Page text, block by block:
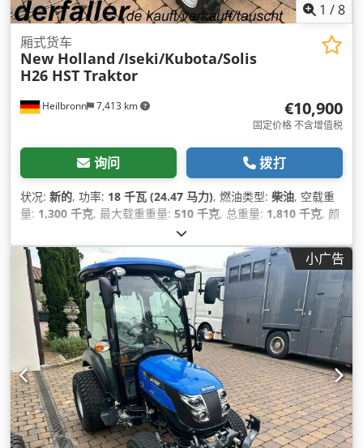
1 /8
Heilbronn 7,413 km
厢式货车
New Holland /Iseki/Kubota/Solis
H26 HST Traktor
€10,900
固定价格 不含增值税
询问 拨打
状况: 新的, 功率: 18 千瓦 (24.47 马力), 燃油类型: 柴油, 空载重
量: 1,300 千克, 最大载重重量: 510 千克, 总重量: 1,810 千克, 颜
, 悬挂系统:
2,895 毫米, 设备:全轮驱动, 差速锁,
小广告